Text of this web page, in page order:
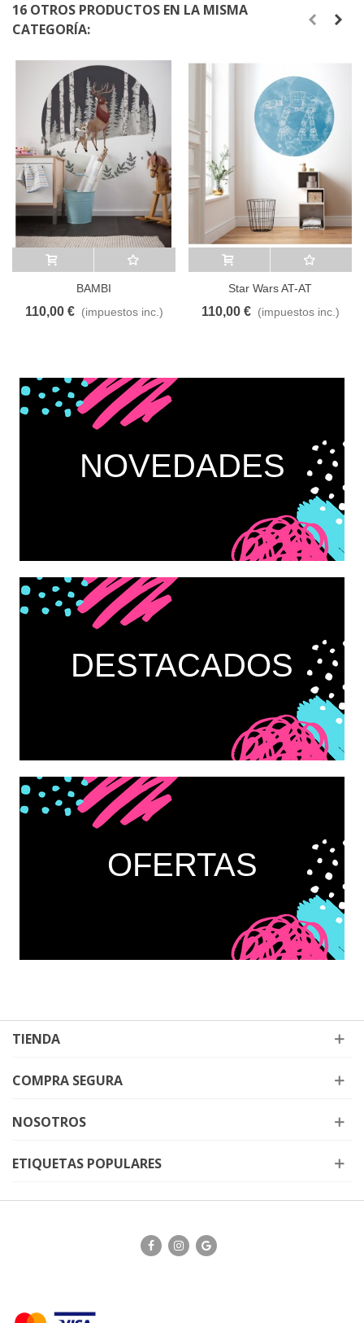
16 OTROS PRODUCTOS EN LA MISMA
CATEGORÍA:
Añadir al carrito A lista de deseos
BAMBI
110,00 € (impuestos inc.)
Añadir al carrito A lista de deseos
Star Wars AT-AT
110,00 € (impuestos inc.)
NOVEDADES
DESTACADOS
OFERTAS
TIENDA
COMPRA SEGURA
NOSOTROS
ETIQUETAS POPULARES